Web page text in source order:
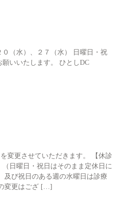
（水）、２７（水） 日曜日・祝
いいたします。 ひとしDC
変更させていただきます。 【休診
曜日・祝日はそのまま定休日に
び祝日のある週の水曜日は診療
変更はござ […]